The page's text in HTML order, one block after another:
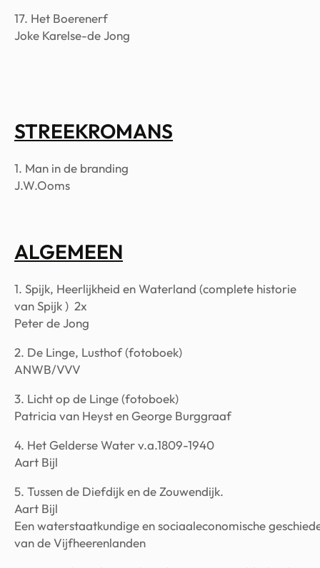
17. Het Boerenerf
Joke Karelse-de Jong
STREEKROMANS
1. Man in de branding
J.W.Ooms
ALGEMEEN
1. Spijk, Heerlijkheid en Waterland (complete historie
van Spijk ) 2x
Peter de Jong
2. De Linge, Lusthof (fotoboek)
ANWB/VVV
3. Licht op de Linge (fotoboek)
Patricia van Heyst en George Burggraaf
4. Het Gelderse Water v.a.1809-1940
Aart Bijl
5. Tussen de Diefdijk en de Zouwendijk.
Aart Bijl
Een waterstaatkundige en sociaaleconomische
van de Vijfheerenlanden